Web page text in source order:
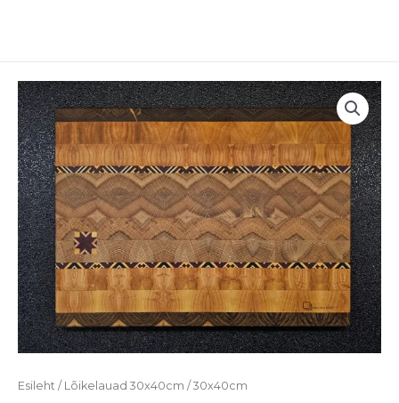
Esileht / Lõikelauad 30x40cm / 30x40cm